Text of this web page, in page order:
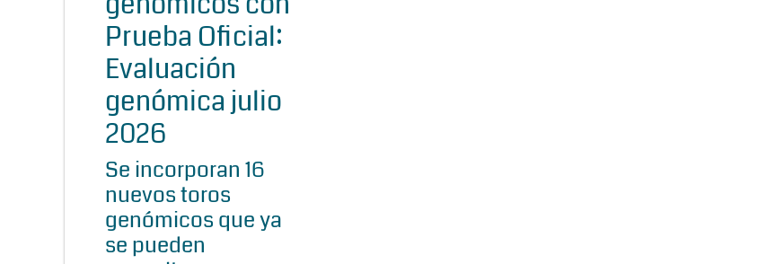
Prueba Oficial:
Evaluación
genómica julio
2026
Se incorporan 16
nuevos toros
genómicos que ya
se pueden